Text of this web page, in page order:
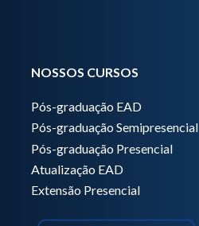
NOSSOS CURSOS
Pós-graduação EAD
Pós-graduação Semipresencial
Pós-graduação Presencial
Atualização EAD
Extensão Presencial